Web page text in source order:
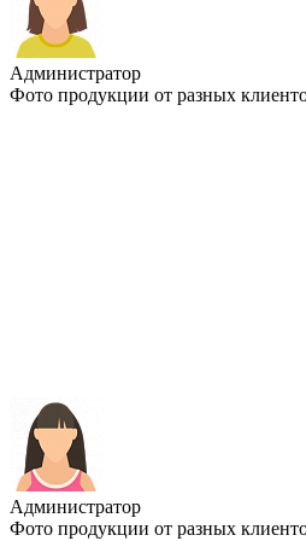
Администратор
Фото продукции от разных
Администратор
Фото продукции от разных